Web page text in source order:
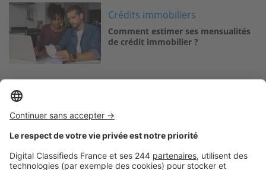
Image
Crédits immobiliers
Comment estimer ses mensualités
de crédit immobilier ?
Logic-Immo c’est aussi …